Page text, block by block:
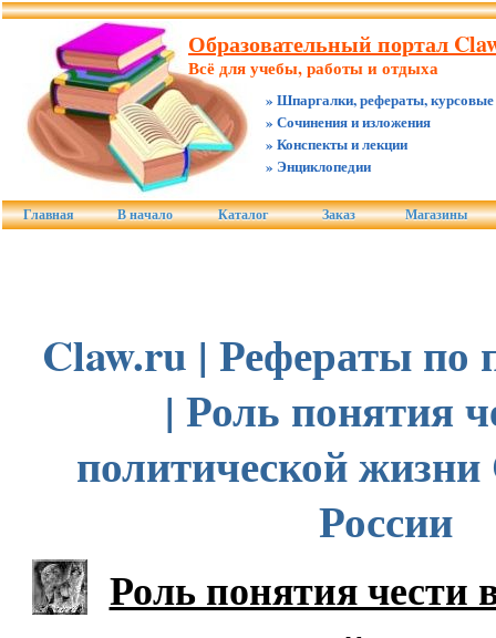
Образовательный портал
Всё для учебы, работы и отдыха
» Шпаргалки, рефераты, курсовые
» Сочинения и изложения
» Конспекты и лекции
» Энциклопедии
Главная В начало Каталог Заказ Магазины
Claw.ru | Рефераты по
| Роль понятия
политической жизни
России
Роль понятия чести